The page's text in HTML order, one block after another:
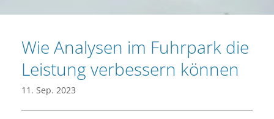
Wie Analysen im Fuhrpark die
Leistung verbessern können
11. Sep. 2023